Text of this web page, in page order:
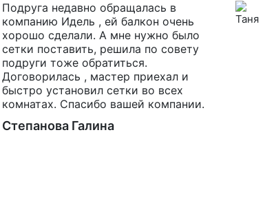
Подруга недавно обращалась в
компанию Идель , ей балкон очень
хорошо сделали. А мне нужно было
сетки поставить, решила по совету
подруги тоже обратиться.
Договорилась , мастер приехал и
быстро установил сетки во всех
комнатах. Спасибо вашей компании.
Степанова Галина